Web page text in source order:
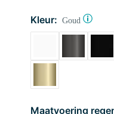
Kleur: Goud
Maatvoering